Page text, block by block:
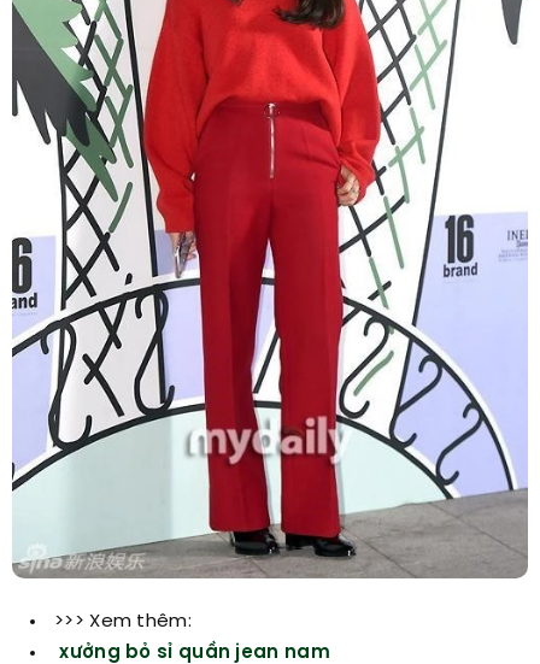
>>> Xem thêm:
xưởng bỏ sỉ quần jean nam